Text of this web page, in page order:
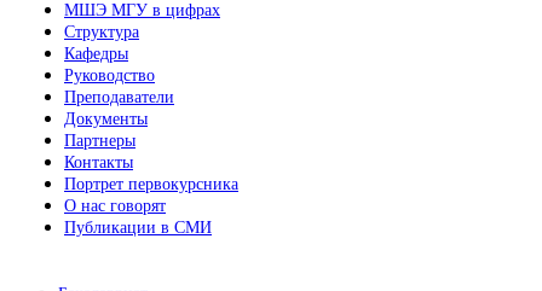
МШЭ МГУ в цифрах
Структура
Кафедры
Руководство
Преподаватели
Документы
Партнеры
Контакты
Портрет первокурсника
О нас говорят
Публикации в СМИ